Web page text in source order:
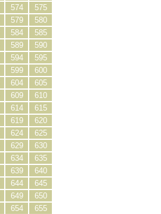
574
575
579
580
584
585
589
590
594
595
599
600
604
605
609
610
614
615
619
620
624
625
629
630
634
635
639
640
644
645
649
650
654
655